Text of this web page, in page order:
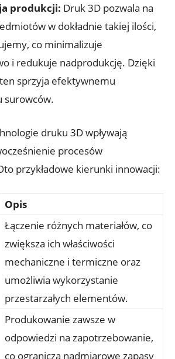
produkcji: Druk 3D pozwala na
w dokładnie takiej ilości,
co minimalizuje
i redukuje nadprodukcję. Dzięki
sprzyja efektywnemu
surowców.
druku 3D wpływają
procesów
przykładowe kierunki innowacji:
Opis
Łączenie różnych materiałów, co
zwiększa ich właściwości
mechaniczne i termiczne oraz
umożliwia wykorzystanie
przestarzałych elementów.
Produkowanie zawsze w
odpowiedzi na zapotrzebowanie,
co ogranicza nadmiarowe zapasy